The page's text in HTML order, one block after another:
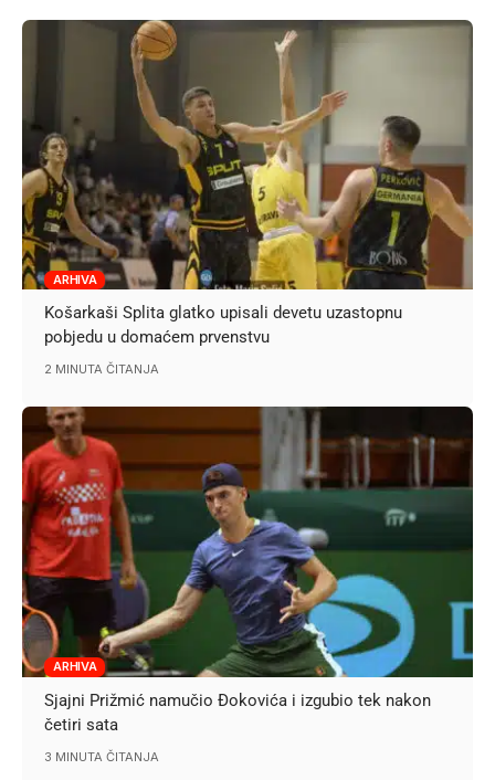
ARHIVA
Košarkaši Splita glatko upisali devetu uzastopnu
pobjedu u domaćem prvenstvu
2 MINUTA ČITANJA
ARHIVA
Sjajni Prižmić namučio Đokovića i izgubio tek nakon
četiri sata
3 MINUTA ČITANJA